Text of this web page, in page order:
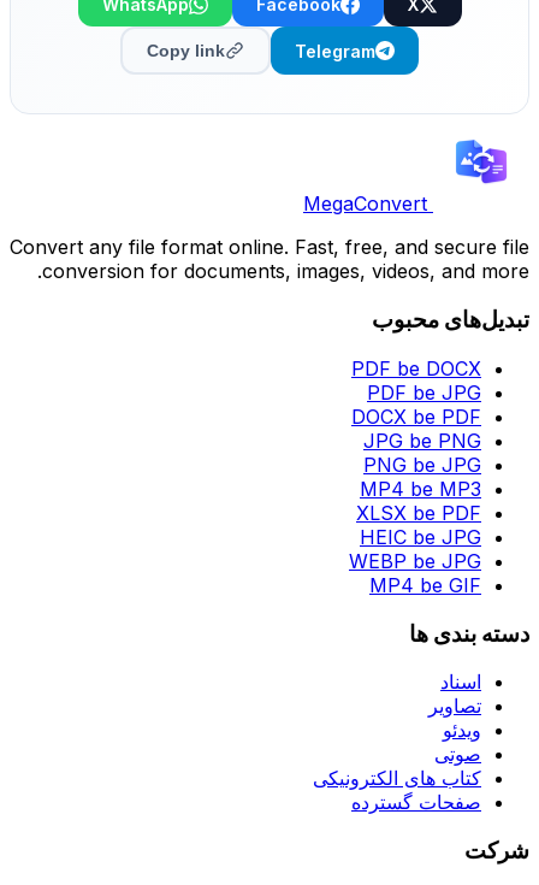
X
Facebook
WhatsApp
Telegram
Copy link
MegaConvert
Convert any file format online. Fast, free, and secure file
conversion for documents, images, videos, and more.
تبدیل‌های محبوب
PDF be DOCX
PDF be JPG
DOCX be PDF
JPG be PNG
PNG be JPG
MP4 be MP3
XLSX be PDF
HEIC be JPG
WEBP be JPG
MP4 be GIF
دسته بندی ها
اسناد
تصاویر
ویدئو
صوتی
کتاب های الکترونیکی
صفحات گسترده
شرکت